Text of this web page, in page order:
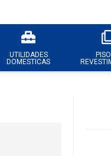
UTILIDADES
DOMESTICAS